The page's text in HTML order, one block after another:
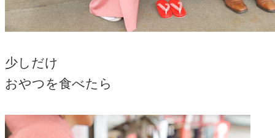
少しだけ
おやつを食べたら